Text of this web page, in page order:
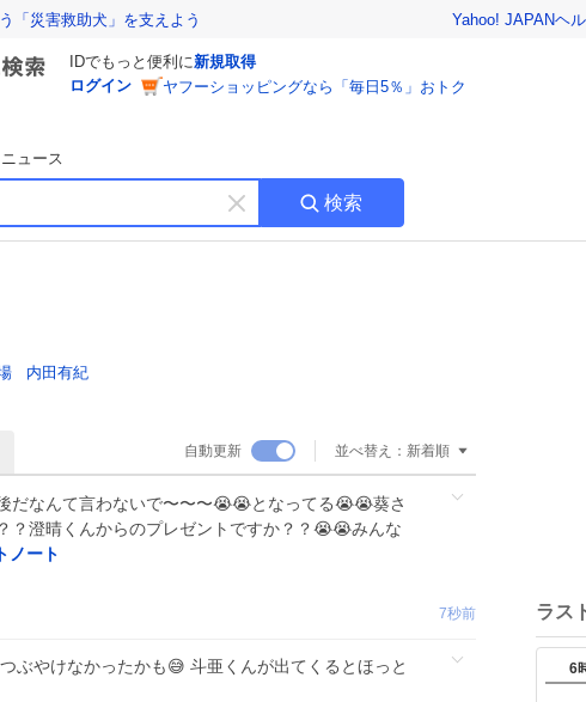
「災害救助犬」を支えよう Yahoo! JAPANヘ
IDでもっと便利に新規取得
ログイン
ヤフーショッピングなら「毎日5％」おトク
ニュース
キ
ー
検索
内田有紀
自動更新 並べ替え： 新着順
だなんて言わないで〜〜〜😭😭となってる😭😭葵さ
？澄晴くんからのプレゼントですか？？😭😭みんな
ノート
7秒前
ぶやけなかったかも😅 斗亜くんが出てくるとほっと
ラス
6